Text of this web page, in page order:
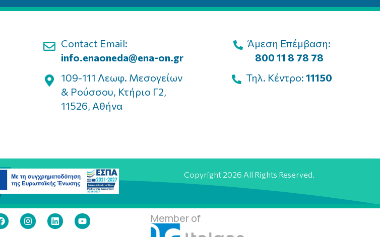
Contact Email:
info.enaoneda@ena-on.gr
109-111 Λεωφ. Μεσογείων
& Ρούσσου, Κτήριο Γ2,
11526, Αθήνα
Άμεση Επέμβαση:
800 11 8 78 78
Τηλ. Κέντρο:11150
Copyright 2026 All Rights Reserved.
Member of